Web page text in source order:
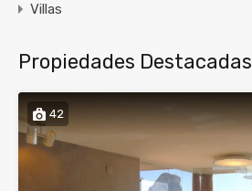
Villas
Propiedades Destacadas
42